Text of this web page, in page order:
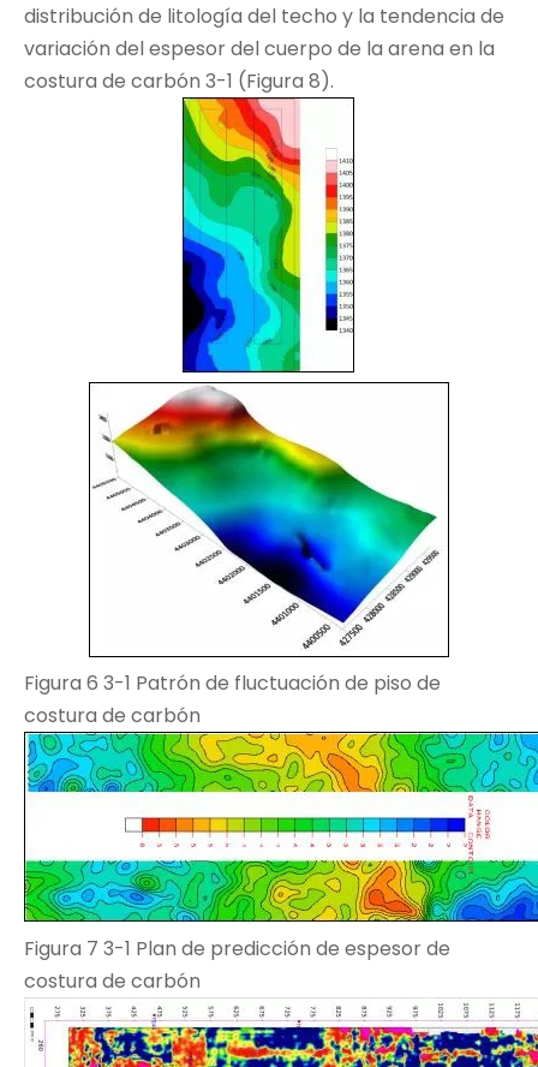
distribución de litología del techo y la tendencia de
variación del espesor del cuerpo de la arena en la
costura de carbón 3-1 (Figura 8).
Figura 6 3-1 Patrón de fluctuación de piso de
costura de carbón
Figura 7 3-1 Plan de predicción de espesor de
costura de carbón